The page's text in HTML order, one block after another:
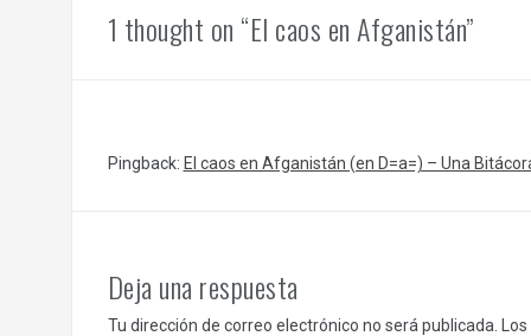
1 thought on “El caos en Afganistán”
Pingback: El caos en Afganistán (en D=a=) – Una
Deja una respuesta
Tu dirección de correo electrónico no será publicada.